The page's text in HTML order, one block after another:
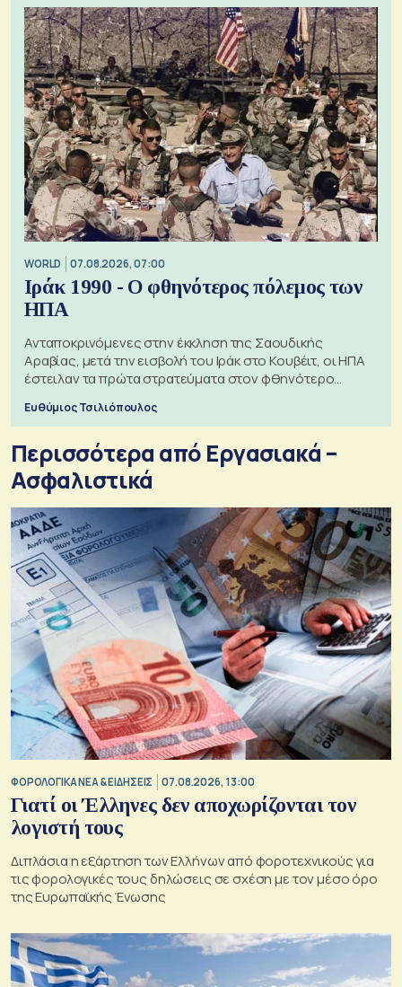
WORLD 07.08.2026, 07:00
Ιράκ 1990 - Ο φθηνότερος πόλεμος των
ΗΠΑ
Ανταποκρινόμενες στην έκκληση της Σαουδικής
Αραβίας, μετά την εισβολή του Ιράκ στο Κουβέιτ, οι ΗΠΑ
έστειλαν τα πρώτα στρατεύματα στον φθηνότερο
πόλεμο της ιστορίας τους
Ευθύμιος Τσιλιόπουλος
Περισσότερα από Εργασιακά –
Ασφαλιστικά
ΦΟΡΟΛΟΓΙΚΑ ΝΕΑ & EΙΔΗΣΕΙΣ 07.08.2026, 13:00
Γιατί οι Έλληνες δεν αποχωρίζονται τον
λογιστή τους
Διπλάσια η εξάρτηση των Ελλήνων από φοροτεχνικούς για
τις φορολογικές τους δηλώσεις σε σχέση με τον μέσο όρο
της Ευρωπαϊκής Ένωσης